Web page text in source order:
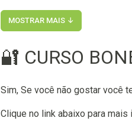
MOSTRAR MAIS ↓
🔐 CURSO
Sim, Se você não gostar você
Clique no link abaixo para mais